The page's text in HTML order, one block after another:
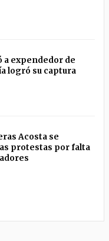
a expendedor de
logró su captura
Acosta se
protestas por falta